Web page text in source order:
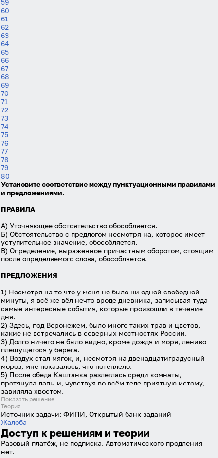
59
60
61
62
63
64
65
66
67
68
69
70
71
72
73
74
75
76
77
78
79
80
Установите соответствие между пунктуационными правилами
и предложениями.
ПРАВИЛА
А) Уточняющее обстоятельство обособляется.
Б) Обстоятельство с предлогом несмотря на, которое имеет
уступительное значение, обособляется.
В) Определение, выраженное причастным оборотом, стоящим
после определяемого слова, обособляется.
ПРЕДЛОЖЕНИЯ
1) Несмотря на то что у меня не было ни одной свободной
минуты, я всё же вёл нечто вроде дневника, записывая туда
самые интересные события, которые произошли в течение
дня.
2) Здесь, под Воронежем, было много таких трав и цветов,
какие не встречались в северных местностях России.
3) Долго ничего не было видно, кроме дождя и моря, лениво
плещущегося у берега.
4) Воздух стал мягок, и, несмотря на двенадцатиградусный
мороз, мне показалось, что потеплело.
5) После обеда Каштанка разлеглась среди комнаты,
протянула лапы и, чувствуя во всём теле приятную истому,
завиляла хвостом.
Показать решение
Теория
Источник задачи: ФИПИ, Открытый банк заданий
Жалоба
Доступ к решениям и теории
Разовый платёж, не подписка. Автоматического продления
нет.